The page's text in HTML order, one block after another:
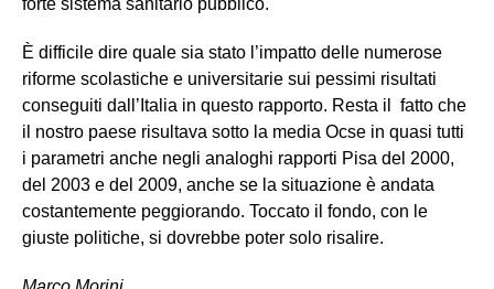
È difficile dire quale sia stato l’impatto delle numerose
riforme scolastiche e universitarie sui pessimi risultati
conseguiti dall’Italia in questo rapporto. Resta il fatto che
il nostro paese risultava sotto la media Ocse in quasi tutti
i parametri anche negli analoghi rapporti Pisa del 2000,
del 2003 e del 2009, anche se la situazione è andata
costantemente peggiorando. Toccato il fondo, con le
giuste politiche, si dovrebbe poter solo risalire.